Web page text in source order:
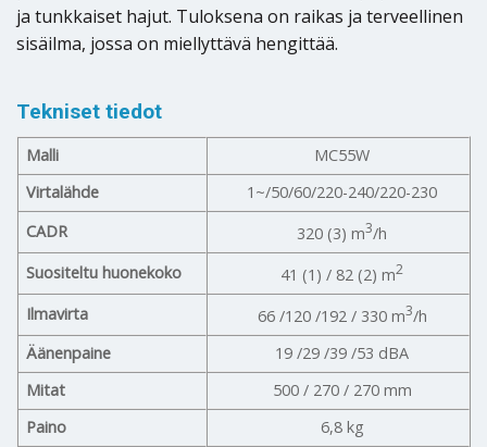
ja tunkkaiset hajut. Tuloksena on raikas ja terveellinen
sisäilma, jossa on miellyttävä hengittää.
Tekniset tiedot
Malli
MC55W
Virtalähde
1~/50/60/220-240/220-230
CADR
320 (3) m3/h
Suositeltu huonekoko
41 (1) / 82 (2) m2
Ilmavirta 66 /120 /192 / 330 m3/h
Äänenpaine
19 /29 /39 /53 dBA
Mitat
500 / 270 / 270 mm
Paino
6,8 kg